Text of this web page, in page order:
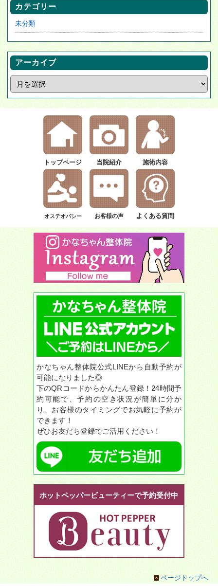
カテゴリー
未分類
アーカイブ
トップページ 当院紹介 施術内容
オステオパシー お客様の声 よくある質問
かなちゃん整体院公式LINEから自動予約が
可能になりました◎
下のQRコードからかんたん登録！24時間予
約可能で、予約の空き状況が簡単に分か
り、お客様のタイミングでお気軽に予約が
できます！
ぜひお友だち登録でご活用ください！
ホットペッパービューティーで予約受付中
ページトップへ